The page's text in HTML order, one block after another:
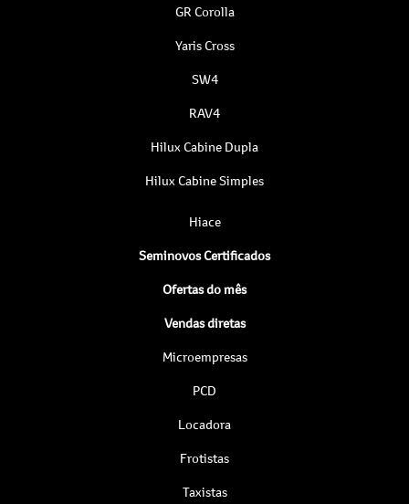
GR Corolla
Yaris Cross
SW4
RAV4
Hilux Cabine Dupla
Hilux Cabine Simples
Hiace
Seminovos Certificados
Ofertas do mês
Vendas diretas
Microempresas
PCD
Locadora
Frotistas
Taxistas